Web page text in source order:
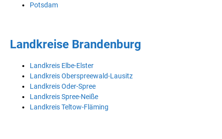
Potsdam
Landkreise Brandenburg
Landkreis Elbe-Elster
Landkreis Oberspreewald-Lausitz
Landkreis Oder-Spree
Landkreis Spree-Neiße
Landkreis Teltow-Fläming